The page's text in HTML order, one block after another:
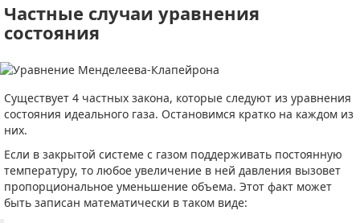
Частные случаи уравнения
состояния
Существует 4 частных закона, которые следуют из уравнения
состояния идеального газа. Остановимся кратко на каждом из
них.
Если в закрытой системе с газом поддерживать постоянную
температуру, то любое увеличение в ней давления вызовет
пропорциональное уменьшение объема. Этот факт может
быть записан математически в таком виде: